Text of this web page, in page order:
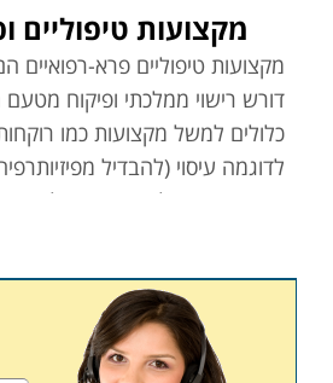
מקצועות טיפוליים
מקצועות טיפוליים פרא-
דורש רישוי ממלכתי ופיקוח מטעם
כלולים למשל מקצועות כמו
לדוגמה עיסוי (להבדיל
יתרונותיהם של מקצועות אלה
בין העמודים הבאים באתר
גם לכם עתיד תעסוקתי מרתק,